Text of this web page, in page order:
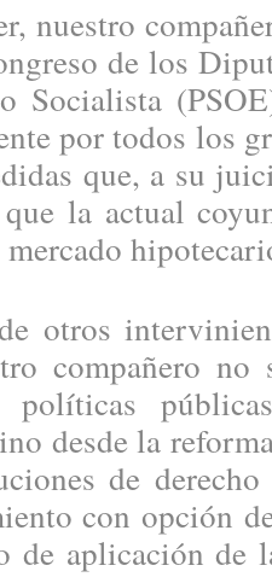
de los
Socialista
por todos los
que, a su
la actual
compañero
políticas
desde la
de
con opción
de aplicación de